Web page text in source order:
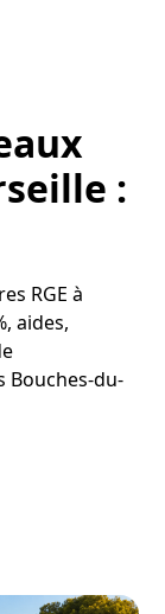
:
RGE à
aides,
Bouches-du-